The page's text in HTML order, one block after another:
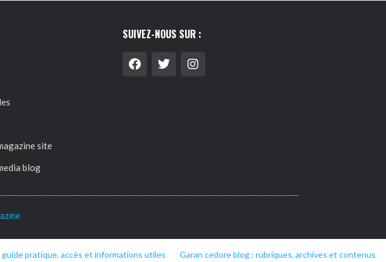
site
blog
SUIVEZ-NOUS SUR :
pratique, accès et informations utiles Garan cedore blog : rubriques, archives et contenus